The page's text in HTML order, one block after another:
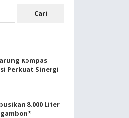
Kompas
Perkuat Sinergi
8.000 Liter